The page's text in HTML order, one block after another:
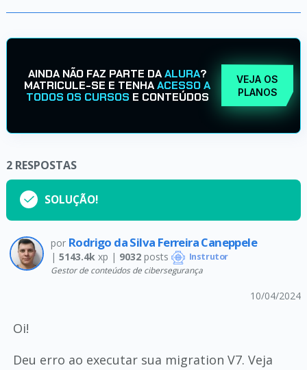
AINDA NÃO FAZ PARTE DAALURA?
MATRICULE-SE E TENHAACESSO A
TODOS OS CURSOS E CONTEÚDOS
VEJA OS
PLANOS
2 RESPOSTAS
SOLUÇÃO!
por Rodrigo da Silva Ferreira Caneppele
| 5143.4k xp | 9032posts Instrutor
Gestor de conteúdos de cibersegurança
10/04/2024
Oi!
Deu erro ao executar sua migration V7. Veja